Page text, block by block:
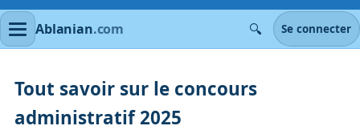
Ablanian.com 🔍 Se connecter
Tout savoir sur le concours
administratif 2025